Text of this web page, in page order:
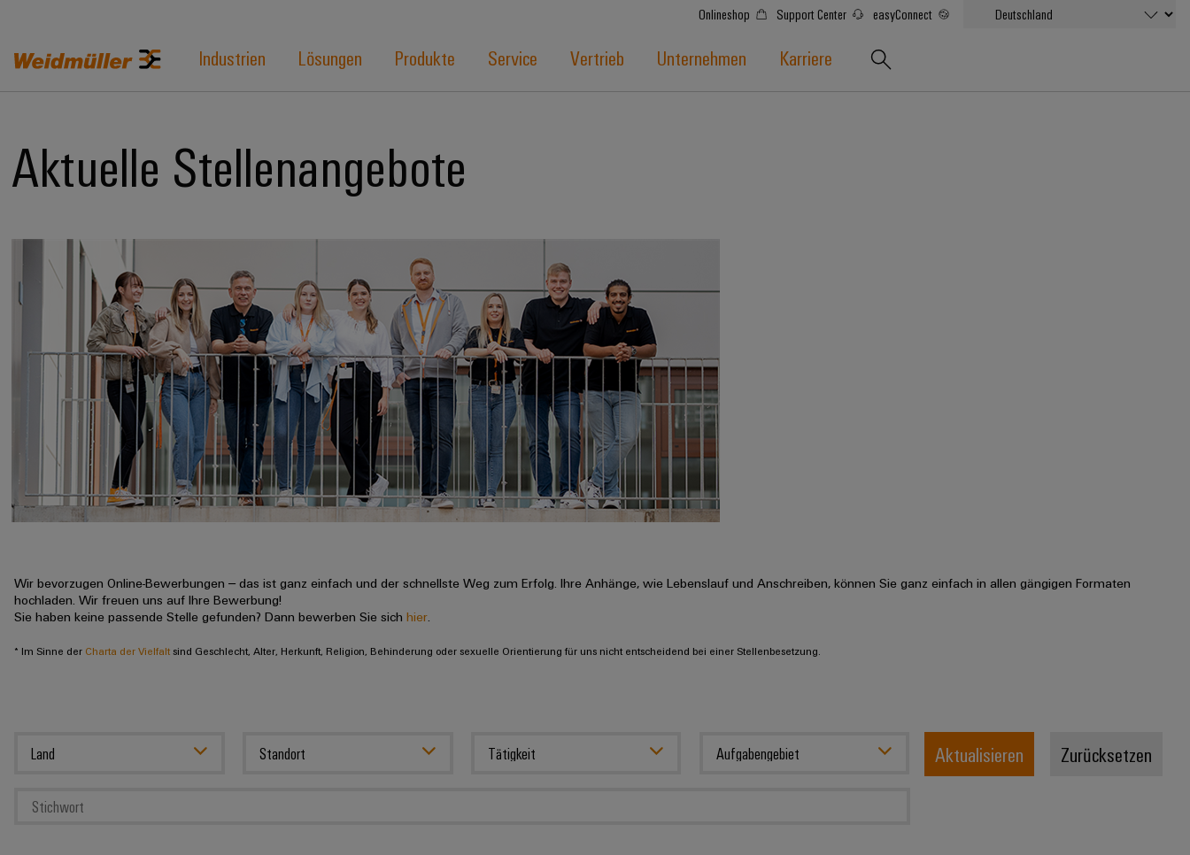
Onlineshop Support Center easyConnect
Industrien Lösungen Produkte Service Vertrieb Unternehmen Karriere
Aktuelle Stellenangebote
Wir bevorzugen Online-Bewerbungen – das ist ganz einfach und der schnellste Weg zum Erfolg. Ihre Anhänge, wie Lebenslauf und Anschreiben, können Sie ganz einfach in allen gängigen Formaten
hochladen. Wir freuen uns auf Ihre Bewerbung!
Sie haben keine passende Stelle gefunden? Dann bewerben Sie sich hier
* Im Sinne der Charta der Vielfalt sind Geschlecht, Alter, Herkunft, Religion, Behinderung oder sexuelle Orientierung für uns nicht entscheidend bei einer Stellenbesetzung.
Land Standort Tätigkeit Aufgabengebiet Zurücksetzen
Aktualisieren